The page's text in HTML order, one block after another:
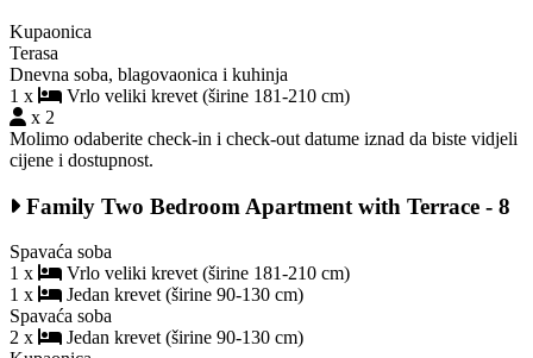
Kupaonica
Terasa
Dnevna soba, blagovaonica i kuhinja
1 x
Vrlo veliki krevet (širine 181-210 cm)
x 2
Molimo odaberite check-in i check-out datume iznad da biste vidjeli
cijene i dostupnost.
Family Two Bedroom Apartment with Terrace - 8
Spavaća soba
1 x
Vrlo veliki krevet (širine 181-210 cm)
1 x
Jedan krevet (širine 90-130 cm)
Spavaća soba
2 x
Jedan krevet (širine 90-130 cm)